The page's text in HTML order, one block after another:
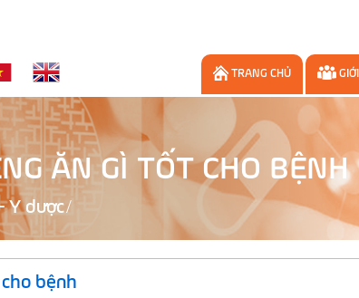
TRANG CHỦ
ĂN GÌ TỐT CHO BỆNH
Y dược
bệnh